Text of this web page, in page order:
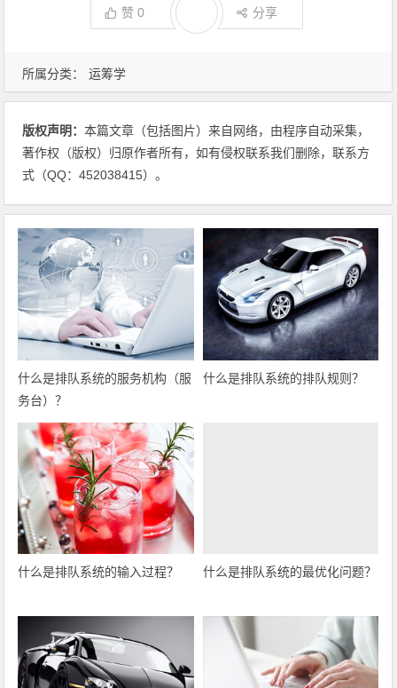
赞0 分享
所属分类： 运筹学
版权声明：本篇文章（包括图片）来自网络，由程序自动采集，
著作权（版权）归原作者所有，如有侵权联系我们删除，联系方
式（QQ：452038415）。
什么是排队系统的服务机构（服
务台）？
什么是排队系统的排队规则？
什么是排队系统的输入过程？ 什么是排队系统的最优化问题？